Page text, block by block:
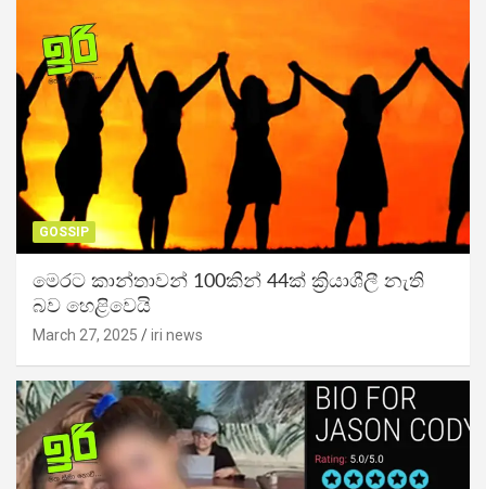
GOSSIP
මෙරට කාන්තාවන් 100කින් 44ක් ක්‍රියාශීලී නැති
බව හෙළිවෙයි
March 27, 2025 iri news